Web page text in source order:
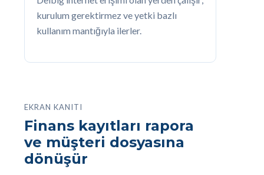
kurulum gerektirmez ve yetki bazlı
kullanım mantığıyla ilerler.
EKRAN KANITI
Finans kayıtları rapora
ve müşteri dosyasına
dönüşür